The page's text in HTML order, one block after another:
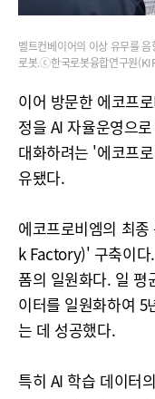
벨트컨베이어의 이상 유무를
로봇.ⓒ한국로봇융합연구원
이어 방문한 에코프
정을 AI 자율운영으
대화하려는 '에코프
유됐다.
에코프로비엠의 최
k Factory)' 구축이다
폼의 일원화다. 일 평
이터를 일원화하여 5
는 데 성공했다.
특히 AI 학습 데이터